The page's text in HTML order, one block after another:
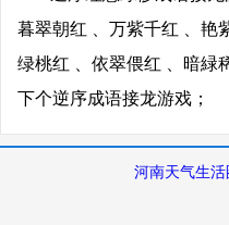
暮翠朝红 、万紫千红 、艳
绿桃红 、依翠偎红 、暗緑
下个逆序成语接龙游戏；
河南天气生活